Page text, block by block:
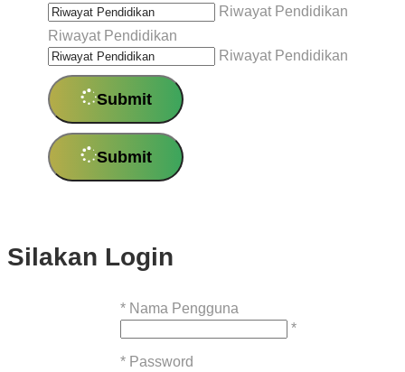
Riwayat Pendidikan
Riwayat Pendidikan
Riwayat Pendidikan
Submit
Submit
Silakan Login
* Nama Pengguna
*
* Password